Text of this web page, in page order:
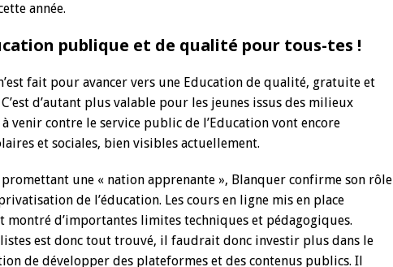
année.
publique et de qualité pour tous-tes !
fait pour avancer vers une Education de qualité, gratuite et
d’autant plus valable pour les jeunes issus des milieux
venir contre le service public de l’Education vont encore
et sociales, bien visibles actuellement.
une « nation apprenante », Blanquer confirme son rôle
de l’éducation. Les cours en ligne mis en place
montré d’importantes limites techniques et pédagogiques.
est donc tout trouvé, il faudrait donc investir plus dans le
de développer des plateformes et des contenus publics. Il